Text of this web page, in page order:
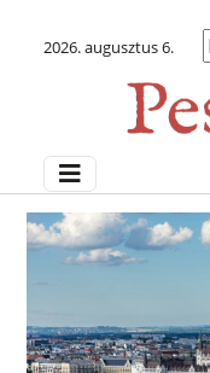
2026. augusztus 6.